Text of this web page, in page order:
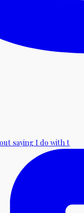
saying I do with t